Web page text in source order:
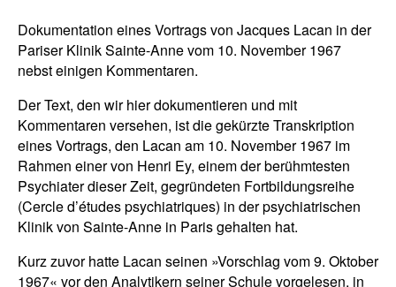
Dokumentation eines Vortrags von Jacques Lacan in der
Pariser Klinik Sainte-Anne vom 10. November 1967
nebst einigen Kommentaren.
Der Text, den wir hier dokumentieren und mit
Kommentaren versehen, ist die gekürzte Transkription
eines Vortrags, den Lacan am 10. November 1967 im
Rahmen einer von Henri Ey, einem der berühmtesten
Psychiater dieser Zeit, gegründeten Fortbildungsreihe
(Cercle d’études psychiatriques) in der psychiatrischen
Klinik von Sainte-Anne in Paris gehalten hat.
Kurz zuvor hatte Lacan seinen »Vorschlag vom 9. Oktober
1967« vor den Analytikern seiner Schule vorgelesen, in